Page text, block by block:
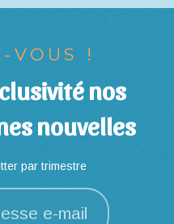
VOUS !
nos
nouvelles
par trimestre
e-mail